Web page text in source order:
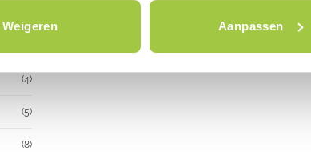
Weigeren Aanpassen
(4)
(5)
(8)